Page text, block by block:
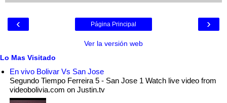
‹ ›
Página Principal
Ver la versión web
Lo Mas Visitado
En vivo Bolivar Vs San Jose
Segundo Tiempo Ferreira 5 - San Jose 1 Watch live video from
videobolivia.com on Justin.tv